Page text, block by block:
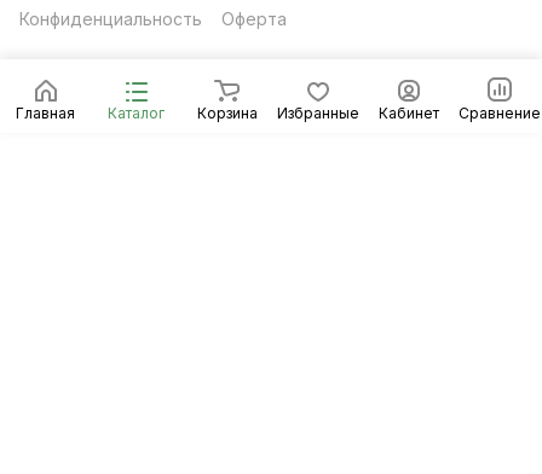
Главная Каталог Корзина Избранные Кабинет Сравнение
Конфиденциальность Оферта